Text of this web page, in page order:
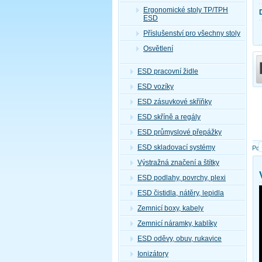
Ergonomické stoly TP/TPH
ESD
Příslušenství pro všechny stoly
Osvětlení
ESD pracovní židle
ESD vozíky
ESD zásuvkové skříňky
ESD skříně a regály
ESD průmyslové přepážky
ESD skladovací systémy
Výstražná značení a štítky
ESD podlahy, povrchy, plexi
ESD čistidla, nátěry, lepidla
Zemnicí boxy, kabely
Zemnicí náramky, kablíky
ESD oděvy, obuv, rukavice
Ionizátory